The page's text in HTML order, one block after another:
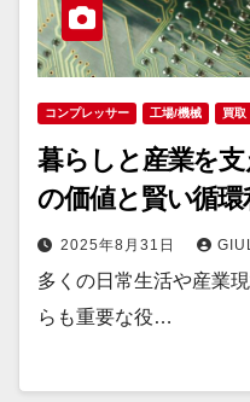
コンプレッサー 工場/機械 買取
暮らしと産業を
の価値と賢い循
2025年8月31日
多くの日常生活や産業
らも重要な役…